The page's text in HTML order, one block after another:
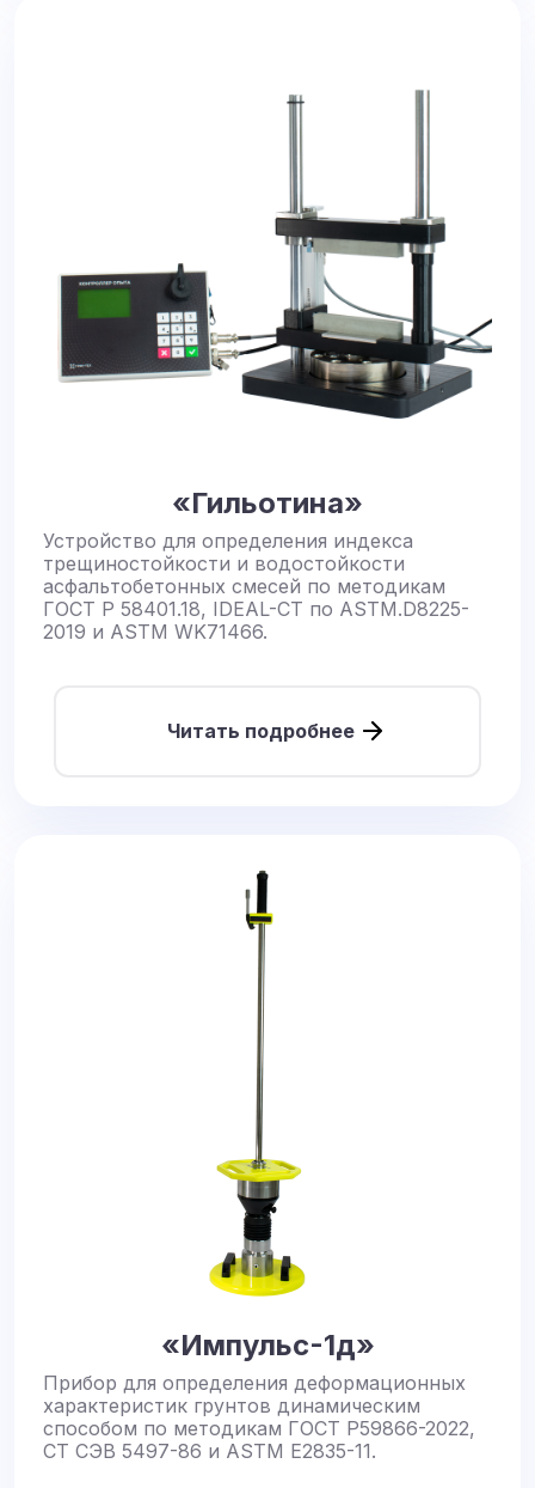
«Гильотина»
Устройство для определения индекса
трещиностойкости и водостойкости
асфальтобетонных смесей по методикам
ГОСТ Р 58401.18, IDEAL-CT по ASTM.D8225-
2019 и ASTM WK71466.
Читать подробнее
«Импульс-1д»
Прибор для определения деформационных
характеристик грунтов динамическим
способом по методикам ГОСТ Р59866-2022,
СТ СЭВ 5497-86 и ASTM E2835-11.